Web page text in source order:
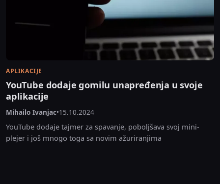
APLIKACIJE
YouTube dodaje gomilu unapređenja u svoje
aplikacije
Mihailo Ivanjac•15.10.2024
YouTube dodaje tajmer za spavanje, poboljšava svoj mini-
plejer i još mnogo toga sa novim ažuriranjima